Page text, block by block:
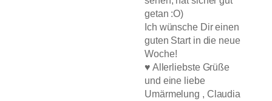
getan :O)
Ich wünsche Dir einen
guten Start in die neue
Woche!
♥ Allerliebste Grüße
und eine liebe
Umärmelung , Claudia